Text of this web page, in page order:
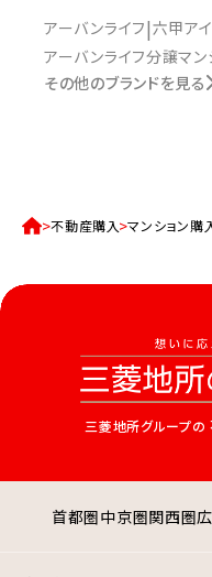
アーバンライフ 六甲ア
アーバンライフ分譲マン
その他のブランドを見る
不動産購入 マンション購
三菱地所グループの
首都圏中京圏関西圏